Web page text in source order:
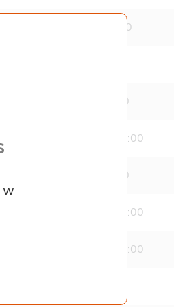
niedziela: 09:00-15:00
niedziela: nieczynne
niedziela 09:00-18:00
niedziela: 09:00-15:00
niedziela 09:00-15:00
niedziela: 07:00-21:00
niedziela: 09:00-15:00
w